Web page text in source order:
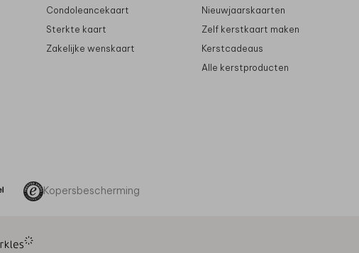
Condoleancekaart
Sterkte kaart
Zakelijke wenskaart
Nieuwjaarskaarten
Zelf kerstkaart maken
Kerstcadeaus
Alle kerstproducten
Kopersbescherming